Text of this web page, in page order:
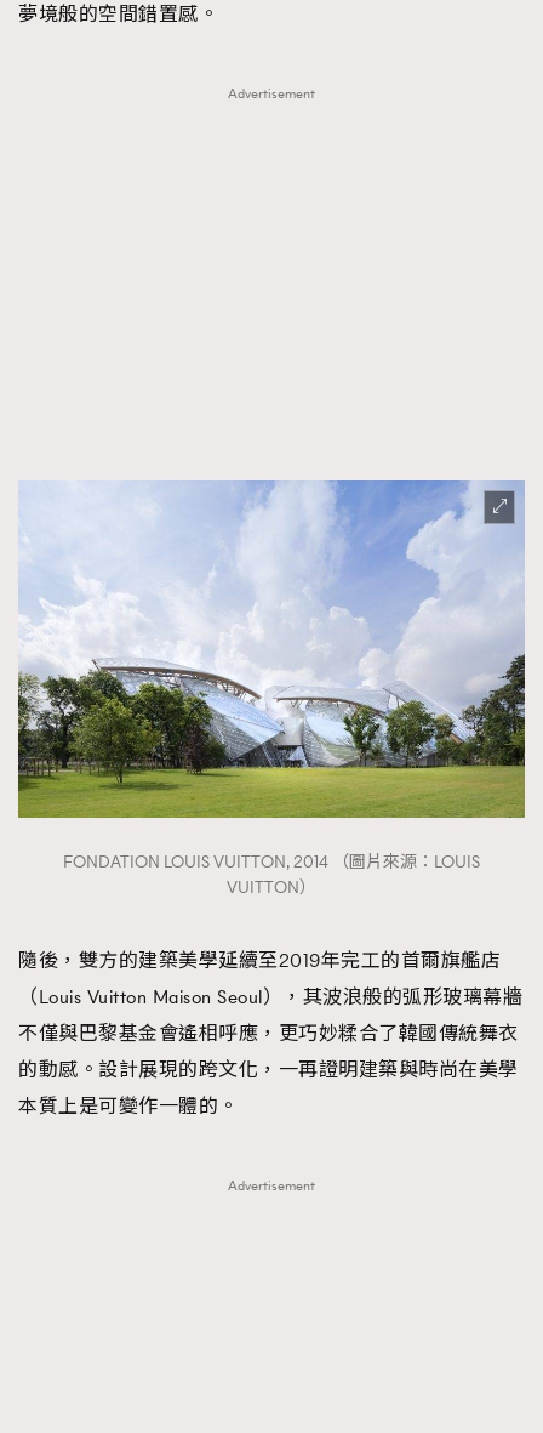
夢境般的空間錯置感。
Advertisement
FONDATION LOUIS VUITTON, 2014 （圖片來源：LOUIS
VUITTON）
隨後，雙方的建築美學延續至2019年完工的首爾旗艦店
（Louis Vuitton Maison Seoul），其波浪般的弧形玻璃幕牆
不僅與巴黎基金會遙相呼應，更巧妙糅合了韓國傳統舞衣
的動感。設計展現的跨文化，一再證明建築與時尚在美學
本質上是可變作一體的。
Advertisement